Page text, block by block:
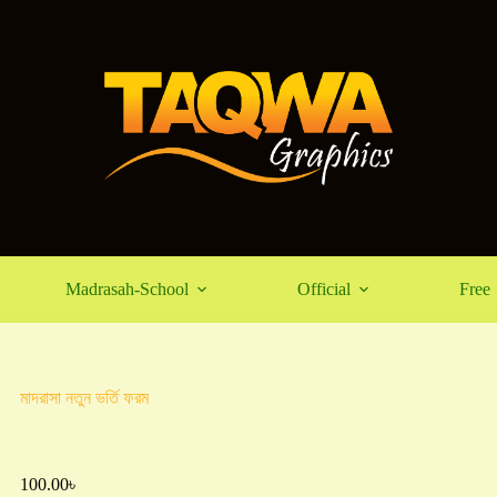
Madrasah-School Official Free
মাদরাসা নতুন ভর্তি ফরম
100.00৳